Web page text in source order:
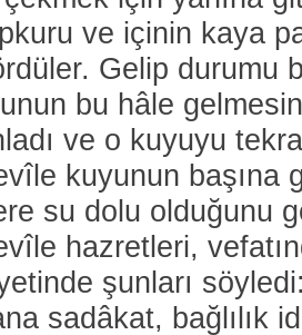
ve içinin kaya
Gelip durumu
bu hâle
ve o kuyuyu
kuyunun başına
su dolu olduğunu
hazretleri,
şunları
sadâkat, bağlılık